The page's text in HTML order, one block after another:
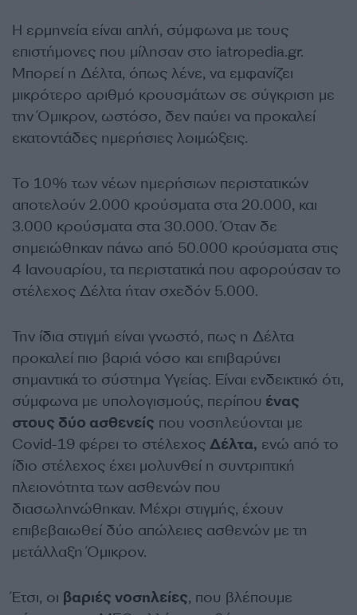
Η ερμηνεία είναι απλή, σύμφωνα με τους
επιστήμονες που μίλησαν στο iatropedia.gr.
Μπορεί η Δέλτα, όπως λένε, να εμφανίζει
μικρότερο αριθμό κρουσμάτων σε σύγκριση με
την Όμικρον, ωστόσο, δεν παύει να προκαλεί
εκατοντάδες ημερήσιες λοιμώξεις.
Το 10% των νέων ημερήσιων περιστατικών
αποτελούν 2.000 κρούσματα στα 20.000, και
3.000 κρούσματα στα 30.000. Όταν δε
σημειώθηκαν πάνω από 50.000 κρούσματα στις
4 Ιανουαρίου, τα περιστατικά που αφορούσαν το
στέλεχος Δέλτα ήταν σχεδόν 5.000.
Την ίδια στιγμή είναι γνωστό, πως η Δέλτα
προκαλεί πιο βαριά νόσο και επιβαρύνει
σημαντικά το σύστημα Υγείας. Είναι ενδεικτικό ότι,
σύμφωνα με υπολογισμούς, περίπου ένας
στους δύο ασθενείς που νοσηλεύονται με
Covid-19 φέρει το στέλεχος Δέλτα, ενώ από το
ίδιο στέλεχος έχει μολυνθεί η συντριπτική
πλειονότητα των ασθενών που
διασωληνώθηκαν. Μέχρι στιγμής, έχουν
επιβεβαιωθεί δύο απώλειες ασθενών με τη
μετάλλαξη Όμικρον.
Έτσι, οι βαριές νοσηλείες, που βλέπουμε